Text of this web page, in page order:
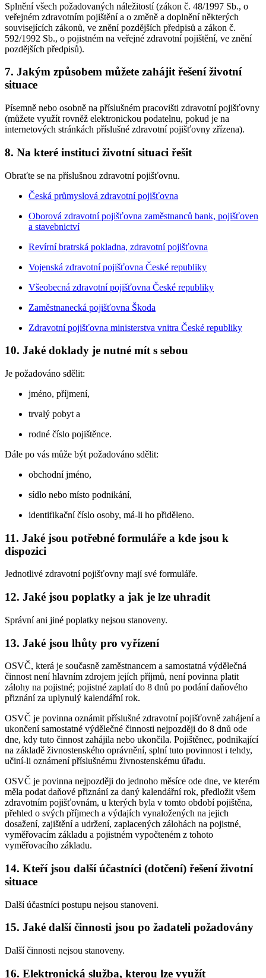
Splnění všech požadovaných náležitostí (zákon č. 48/1997 Sb., o
veřejném zdravotním pojištění a o změně a doplnění některých
souvisejících zákonů, ve znění pozdějších předpisů a zákon č.
592/1992 Sb., o pojistném na veřejné zdravotní pojištění, ve znění
pozdějších předpisů).
7. Jakým způsobem můžete zahájit řešení životní
situace
Písemně nebo osobně na příslušném pracovišti zdravotní pojišťovny
(můžete využít rovněž elektronickou podatelnu, pokud je na
internetových stránkách příslušné zdravotní pojišťovny zřízena).
8. Na které instituci životní situaci řešit
Obraťte se na příslušnou zdravotní pojišťovnu.
Česká průmyslová zdravotní pojišťovna
Oborová zdravotní pojišťovna zaměstnanců bank, pojišťoven
a stavebnictví
Revírní bratrská pokladna, zdravotní pojišťovna
Vojenská zdravotní pojišťovna České republiky
Všeobecná zdravotní pojišťovna České republiky
Zaměstnanecká pojišťovna Škoda
Zdravotní pojišťovna ministerstva vnitra České republiky
10. Jaké doklady je nutné mít s sebou
Je požadováno sdělit:
jméno, příjmení,
trvalý pobyt a
rodné číslo pojištěnce.
Dále po vás může být požadováno sdělit:
obchodní jméno,
sídlo nebo místo podnikání,
identifikační číslo osoby, má-li ho přiděleno.
11. Jaké jsou potřebné formuláře a kde jsou k
dispozici
Jednotlivé zdravotní pojišťovny mají své formuláře.
12. Jaké jsou poplatky a jak je lze uhradit
Správní ani jiné poplatky nejsou stanoveny.
13. Jaké jsou lhůty pro vyřízení
OSVČ, která je současně zaměstnancem a samostatná výdělečná
činnost není hlavním zdrojem jejích příjmů, není povinna platit
zálohy na pojistné; pojistné zaplatí do 8 dnů po podání daňového
přiznání za uplynulý kalendářní rok.
OSVČ je povinna oznámit příslušné zdravotní pojišťovně zahájení a
ukončení samostatné výdělečné činnosti nejpozději do 8 dnů ode
dne, kdy tuto činnost zahájila nebo ukončila. Pojištěnec, podnikající
na základě živnostenského oprávnění, splní tuto povinnost i tehdy,
učiní-li oznámení příslušnému živnostenskému úřadu.
OSVČ je povinna nejpozději do jednoho měsíce ode dne, ve kterém
měla podat daňové přiznání za daný kalendářní rok, předložit všem
zdravotním pojišťovnám, u kterých byla v tomto období pojištěna,
přehled o svých příjmech a výdajích vynaložených na jejich
dosažení, zajištění a udržení, zaplacených zálohách na pojistné,
vyměřovacím základu a pojistném vypočteném z tohoto
vyměřovacího základu.
14. Kteří jsou další účastníci (dotčení) řešení životní
situace
Další účastníci postupu nejsou stanoveni.
15. Jaké další činnosti jsou po žadateli požadovány
Další činnosti nejsou stanoveny.
16. Elektronická služba, kterou lze využít